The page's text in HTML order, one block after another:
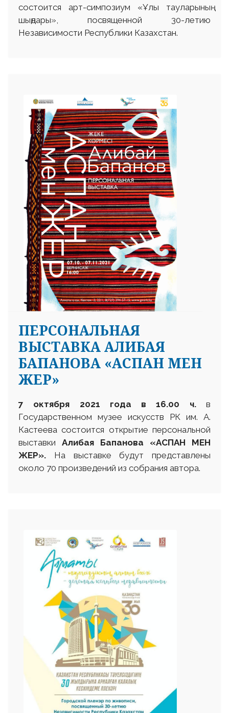
состоится арт-симпозиум «Ұлы тауларының
шыңдары», посвященной 30-летию
Независимости Республики Казахстан.
ПЕРСОНАЛЬНАЯ
ВЫСТАВКА АЛИБАЯ
БАПАНОВА «АСПАН МЕН
ЖЕР»
7 октября 2021 года в 16.00 ч.в
Государственном музее искусств РК им. А.
Кастеева состоится открытие персональной
выставки Алибая Бапанова «АСПАН МЕН
ЖЕР». На выставке будут представлены
около 70 произведений из собрания автора.